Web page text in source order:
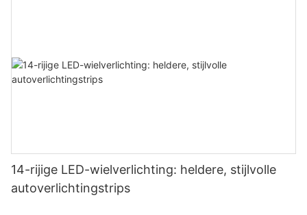
14-rijige LED-wielverlichting: heldere, stijlvolle
autoverlichtingstrips